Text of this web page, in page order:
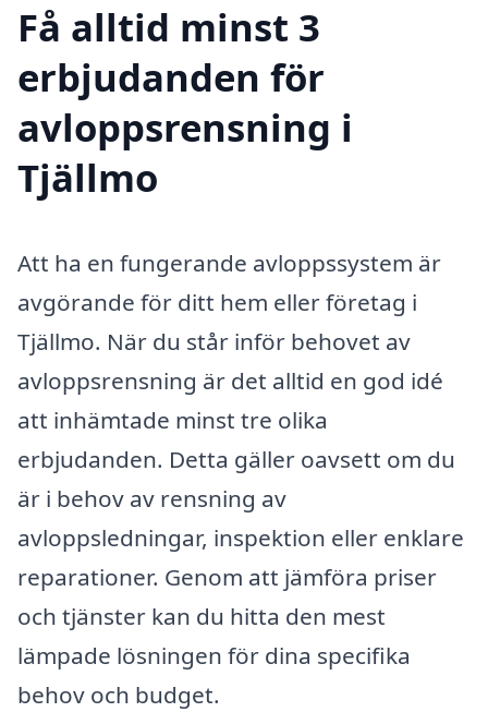
Få alltid minst 3
erbjudanden för
avloppsrensning i
Tjällmo
Att ha en fungerande avloppssystem är
avgörande för ditt hem eller företag i
Tjällmo. När du står inför behovet av
avloppsrensning är det alltid en god idé
att inhämtade minst tre olika
erbjudanden. Detta gäller oavsett om du
är i behov av rensning av
avloppsledningar, inspektion eller enklare
reparationer. Genom att jämföra priser
och tjänster kan du hitta den mest
lämpade lösningen för dina specifika
behov och budget.